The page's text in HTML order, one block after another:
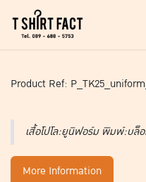
Skip to Content
Product Ref:
เสื้อโปโล:ยูนิฟอร์ม พิมพ์:บล็
More Information